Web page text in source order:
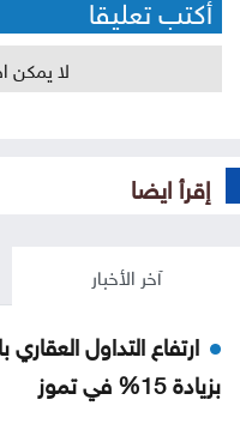
لا يمكن
إقرأ ايضا
آخر الأخبار
بزيادة 15% في تموز